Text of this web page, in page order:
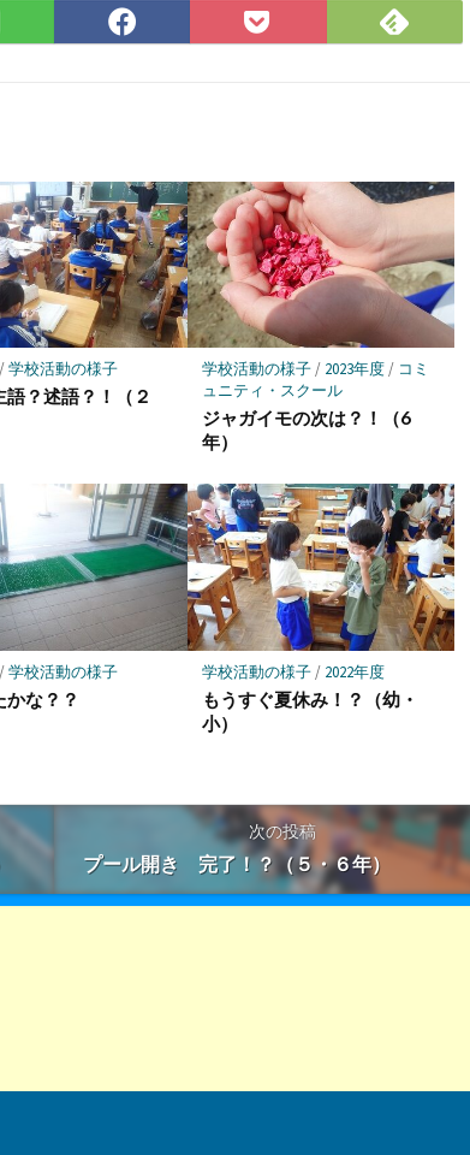
LINE
で
Facebook
で
Pocket
に
Feedly
で
/学校活動の様子
語？述語？！（２
学校活動の様子/ 2023年度/ コミ
ュニティ・スクール
ジャガイモの次は？！（6
年）
/学校活動の様子
かな？？
学校活動の様子/ 2022年度
もうすぐ夏休み！？（幼・
小）
次の投稿
プール開き 完了！？（５・６年）